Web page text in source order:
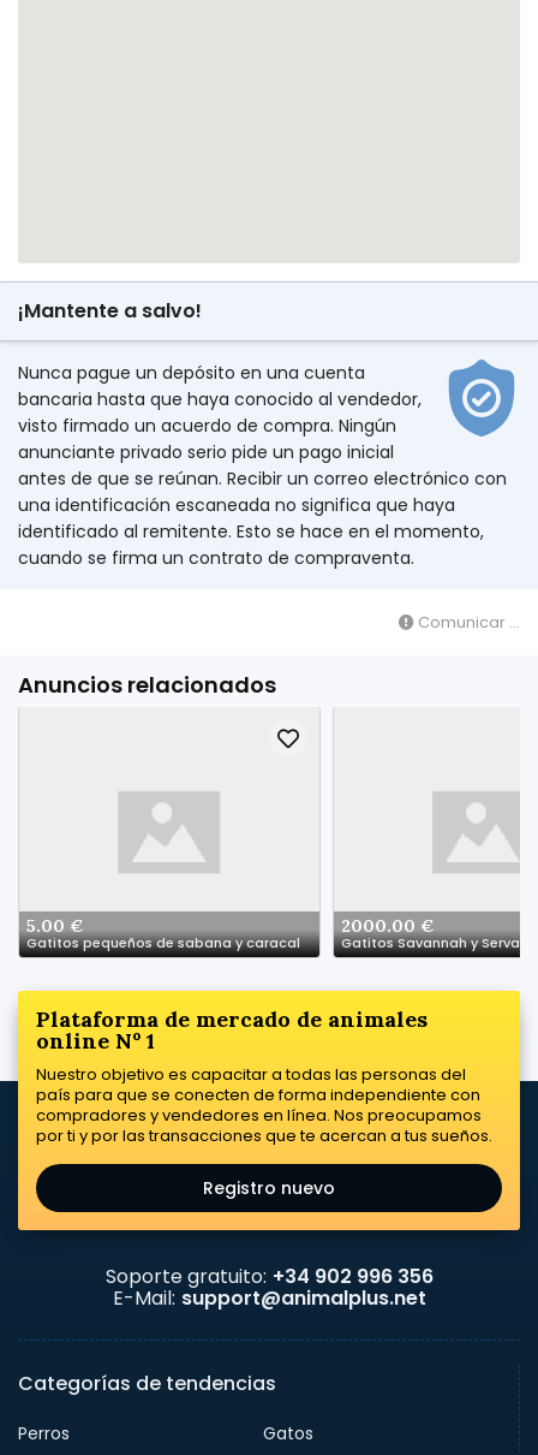
¡Mantente a salvo!
Nunca pague un depósito en una cuenta
bancaria hasta que haya conocido al vendedor,
visto firmado un acuerdo de compra. Ningún
anunciante privado serio pide un pago inicial
antes de que se reúnan. Recibir un correo electrónico con
una identificación escaneada no significa que haya
identificado al remitente. Esto se hace en el momento,
cuando se firma un contrato de compraventa.
Comunicar ...
Anuncios relacionados
5.00 €
Gatitos pequeños de sabana y caracal
2000.00 €
Gatitos Savannah y Serval
Plataforma de mercado de animales
online Nº 1
Nuestro objetivo es capacitar a todas las personas del
país para que se conecten de forma independiente con
compradores y vendedores en línea. Nos preocupamos
por ti y por las transacciones que te acercan a tus sueños.
Registro nuevo
Soporte gratuito: +34 902 996 356
E-Mail: support@animalplus.net
Categorías de tendencias
Perros
Gatos